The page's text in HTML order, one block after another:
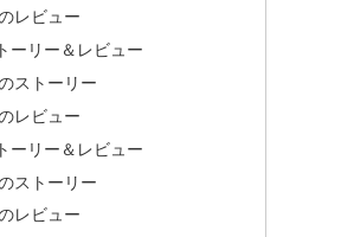
レビュー
ーリー＆レビュー
ストーリー
レビュー
ーリー＆レビュー
ストーリー
レビュー